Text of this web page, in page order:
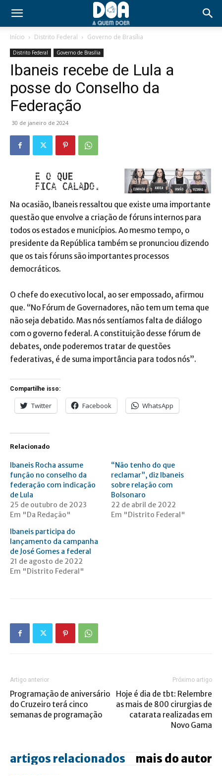
Início Distrito Federal Governo de Brasília
Distrito Federal Governo de Brasília
Ibaneis recebe de Lula a
posse do Conselho da
Federação
30 de janeiro de 2024
Na ocasião, Ibaneis ressaltou que existe uma importante
questão que envolve a criação de fóruns internos para
todos os estados e municípios. Ao mesmo tempo, o
presidente da República também se pronunciou dizendo
que os tais fóruns são importantes processos
democráticos.
O chefe do executivo local, ao ser empossado, afirmou
que. “No Fórum de Governadores, não tem um tema que
não seja debatido. Mas nós sentíamos falta de diálogo
com o governo federal. A constituição desse fórum de
debates, onde poderemos tratar de questões
federativas, é de suma importância para todos nós”.
Compartilhe isso:
Twitter Facebook WhatsApp
Relacionado
Ibaneis Rocha assume
função no conselho da
federação com indicação
de Lula
25 de outubro de 2023
Em "Da Redação"
“Não tenho do que
reclamar”, diz Ibaneis
sobre relação com
Bolsonaro
22 de abril de 2022
Em "Distrito Federal"
Ibaneis participa do
lançamento da campanha
de José Gomes a federal
21 de agosto de 2022
Em "Distrito Federal"
Artigo anterior
Programação de aniversário
do Cruzeiro terá cinco
semanas de programação
Próximo artigo
Hoje é dia de tbt: Relembre
as mais de 800 cirurgias de
catarata realizadas em
Novo Gama
artigos relacionados mais do autor